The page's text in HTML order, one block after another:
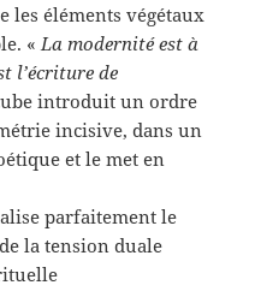
les éléments végétaux
« La modernité est à
l’écriture de
introduit un ordre
incisive, dans un
et le met en
parfaitement le
la tension duale